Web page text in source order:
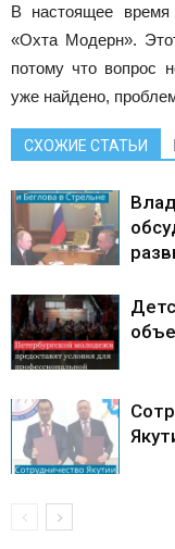
В настоящее
«Охта Модерн».
потому что вопрос
уже найдено,
СХОЖИЕ СТАТЬИ